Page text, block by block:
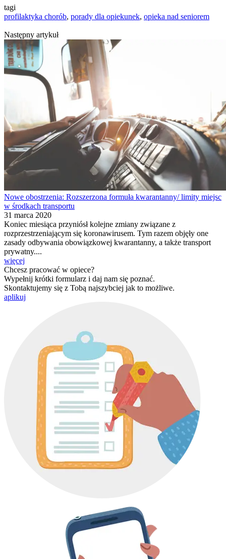
tagi
profilaktyka chorób, porady dla opiekunek, opieka nad seniorem
Następny artykuł
Nowe obostrzenia: Rozszerzona formuła kwarantanny/ limity miejsc
w środkach transportu
31 marca 2020
Koniec miesiąca przyniósł kolejne zmiany związane z
rozprzestrzeniającym się koronawirusem. Tym razem objęły one
zasady odbywania obowiązkowej kwarantanny, a także transport
prywatny....
więcej
Chcesz pracować w opiece?
Wypełnij krótki formularz i daj nam się poznać.
Skontaktujemy się z Tobą najszybciej jak to możliwe.
aplikuj